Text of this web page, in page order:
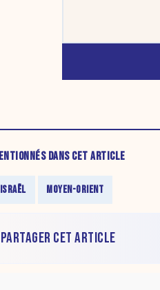
DANS CET ARTICLE
ISRAËL MOYEN-ORIENT
PARTAGER CET ARTICLE